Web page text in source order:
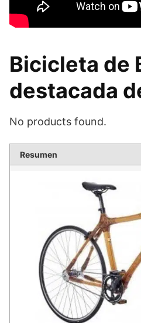
Bicicleta de
destacada
No products found.
Resumen